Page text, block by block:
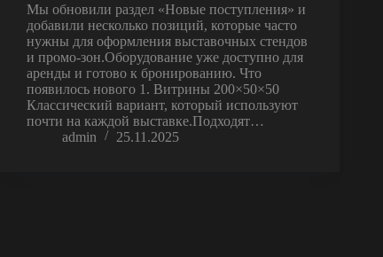
Мы обновили раздел «Новые поступления» и
добавили несколько позиций, которые часто
нужны для оформления выставочных стендов
и промо-зон.Оборудование уже доступно для
аренды и готово к бронированию. Что
появилось нового 1. Витрины 200×50×50
Классический вариант, который используют
почти на каждой выставке.Подходят…
admin
25.11.2025